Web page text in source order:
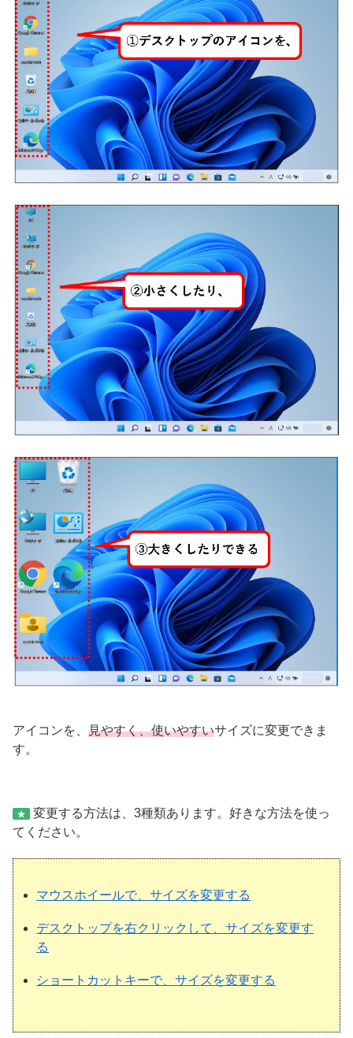
アイコンを、 見やすく、使いやすいサイズに変更できま
す。
★
変更する方法は、3種類あります。好きな方法を使っ
てください。
マウスホイールで、サイズを変更する
デスクトップを右クリックして、サイズを変更す
る
ショートカットキーで、サイズを変更する